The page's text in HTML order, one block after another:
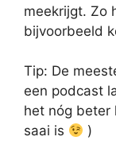
meekrijgt. Zo
bijvoorbeeld
Tip: De
een podcast
het nóg beter
saai is
)